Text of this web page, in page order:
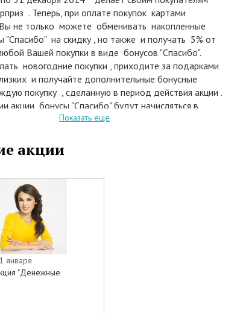
. Теперь, при оплате покупок картами
не только можете обменивать накопленные
"Спасибо" на скидку , но также и получать 5% от
Вашей покупки в виде бонусов "Спасибо".
новогодние покупки , приходите за подарками
и получайте дополнительные бонусные
покупку , сделанную в период действия акции .
акции бонусы "Спасибо" будут начисляться в
от стоимости покупки .
Показать еще
акции
января
"Денежные